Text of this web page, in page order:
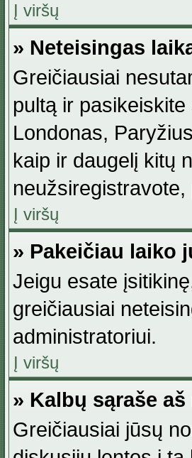
Į viršų
» Neteisingas
Greičiausiai
pultą ir
Londonas,
kaip ir daugelį kitų
Į viršų
» Pakeičiau laiko
Jeigu esate
greičiausiai
administratoriui.
Į viršų
» Kalbų sąraše
Greičiausiai jūsų